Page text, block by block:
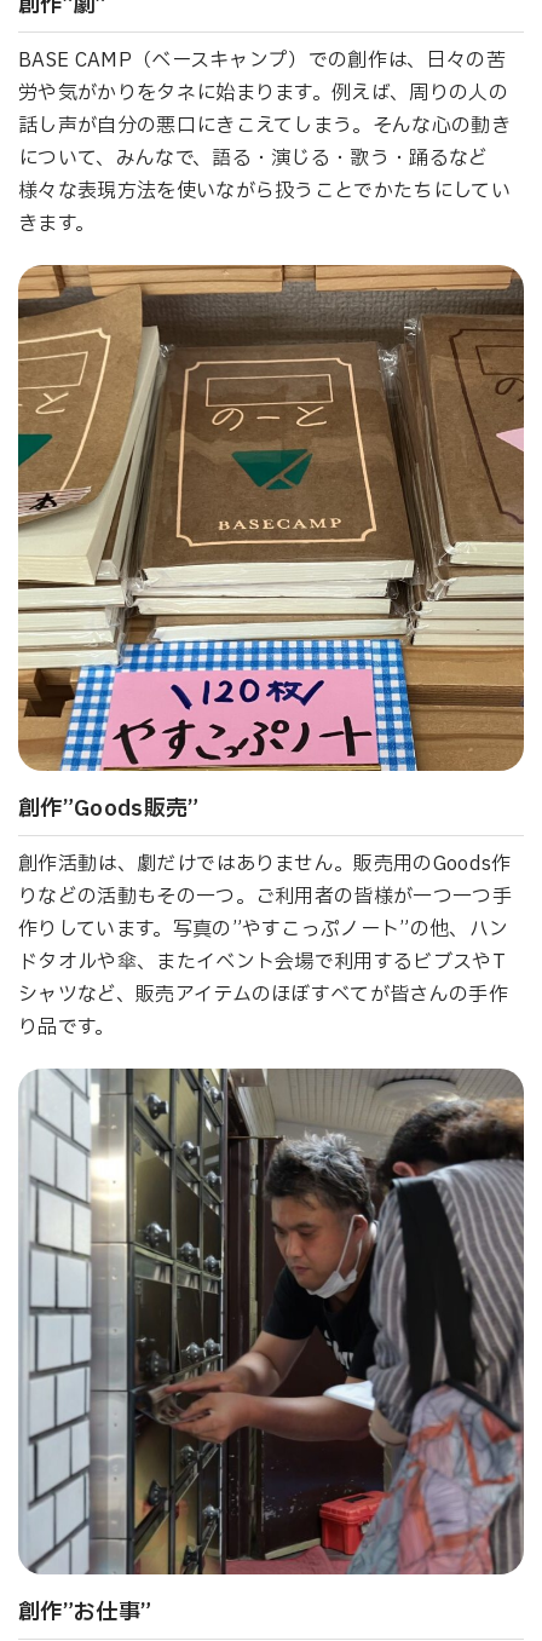
BASE CAMP（ベースキャンプ）での創作は、日々の苦
労や気がかりをタネに始まります。例えば、周りの人の
話し声が自分の悪口にきこえてしまう。そんな心の動き
について、みんなで、語る・演じる・歌う・踊るなど
様々な表現方法を使いながら扱うことでかたちにしてい
きます。
創作”Goods販売”
創作活動は、劇だけではありません。販売用のGoods作
りなどの活動もその一つ。ご利用者の皆様が一つ一つ手
作りしています。写真の”やすこっぷノート”の他、ハン
ドタオルや傘、またイベント会場で利用するビブスやT
シャツなど、販売アイテムのほぼすべてが皆さんの手作
り品です。
創作”お仕事”